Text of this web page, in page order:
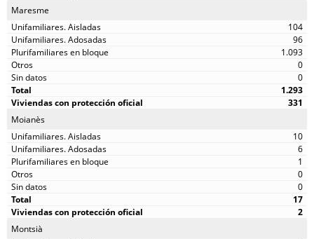
Maresme
104
96
1.093
0
0
1.293
331
Moianès
10
6
1
0
0
17
2
Montsià